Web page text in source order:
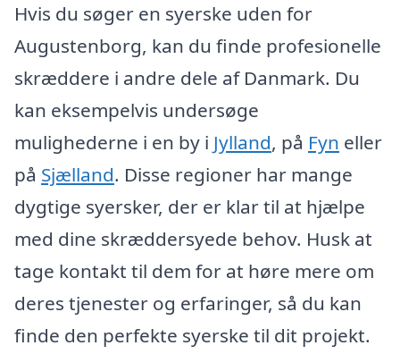
Hvis du søger en syerske uden for
Augustenborg, kan du finde profesionelle
skræddere i andre dele af Danmark. Du
kan eksempelvis undersøge
mulighederne i en by i Jylland, på Fyn eller
på Sjælland. Disse regioner har mange
dygtige syersker, der er klar til at hjælpe
med dine skræddersyede behov. Husk at
tage kontakt til dem for at høre mere om
deres tjenester og erfaringer, så du kan
finde den perfekte syerske til dit projekt.